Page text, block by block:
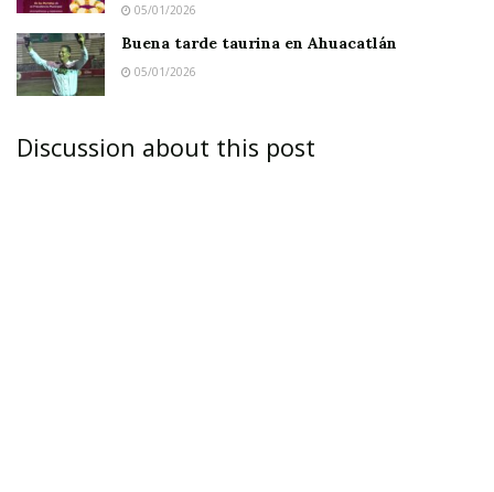
05/01/2026
Buena tarde taurina en Ahuacatlán
05/01/2026
Discussion about this post